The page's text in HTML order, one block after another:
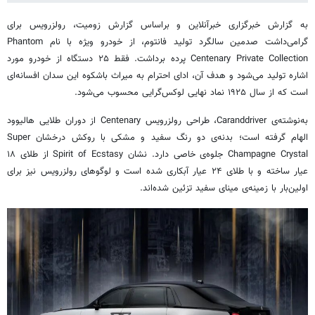
به گزارش خبرگزاری خبرآنلاین و براساس گزارش زومیت، رولزرویس برای
گرامی‌داشت صدمین سالگرد تولید فانتوم، از خودرو ویژه با نام Phantom
Centenary Private Collection پرده برداشت. فقط ۲۵ دستگاه از خودرو مورد
اشاره تولید می‌شود و هدف آن، ادای احترام به میراث باشکوه این سدان افسانه‌ای
است که از سال ۱۹۲۵ نماد نهایی لوکس‌گرایی محسوب می‌شود.
به‌نوشته‌ی Caranddriver، طراحی رولزرویس Centenary از دوران طلایی هالیوود
الهام گرفته است؛ بدنه‌ی دو رنگ سفید و مشکی با روکش درخشان Super
Champagne Crystal جلوه‌ی خاصی دارد. نشان Spirit of Ecstasy از طلای ۱۸
عیار ساخته و با طلای ۲۴ عیار آبکاری شده است و لوگوهای رولزرویس نیز برای
اولین‌بار با زمینه‌ی مینای سفید تزئین شده‌اند.